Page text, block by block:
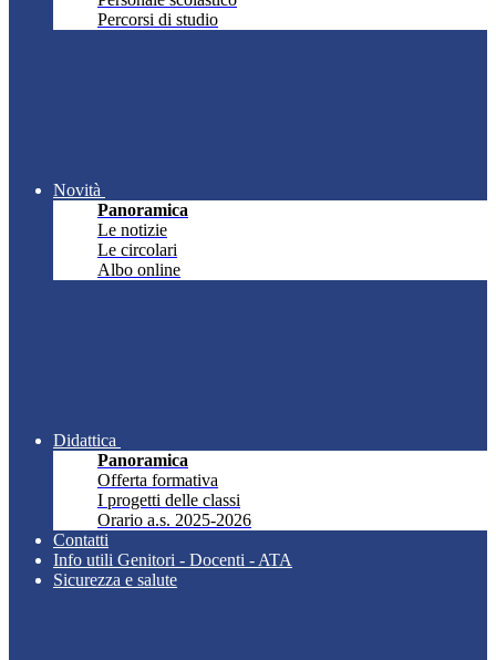
Percorsi di studio
Novità
Panoramica
Le notizie
Le circolari
Albo online
Didattica
Panoramica
Offerta formativa
I progetti delle classi
Orario a.s. 2025-2026
Contatti
Info utili Genitori - Docenti - ATA
Sicurezza e salute